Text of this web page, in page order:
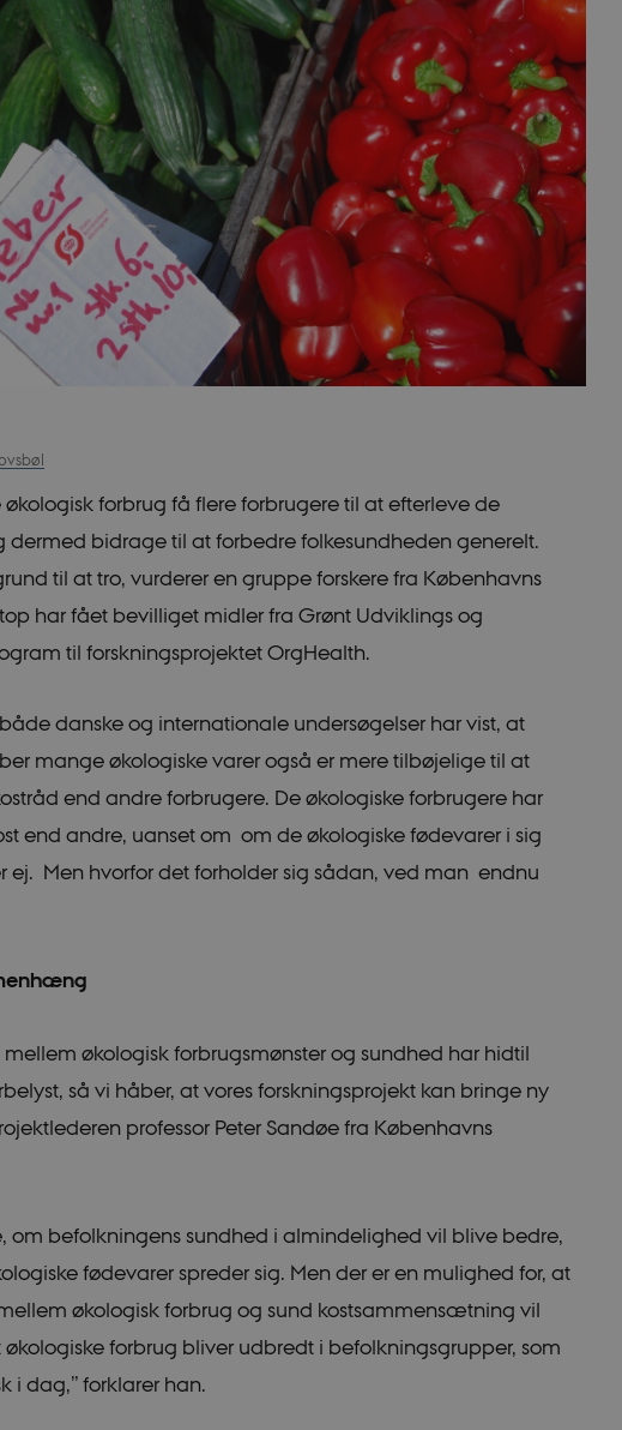
økologisk forbrug få flere forbrugere til at efterleve de
dermed bidrage til at forbedre folkesundheden generelt.
til at tro, vurderer en gruppe forskere fra Københavns
har fået bevilliget midler fra Grønt Udviklings og
til forskningsprojektet OrgHealth.
danske og internationale undersøgelser har vist, at
mange økologiske varer også er mere tilbøjelige til at
end andre forbrugere. De økologiske forbrugere har
end andre, uanset om om de økologiske fødevarer i sig
ej. Men hvorfor det forholder sig sådan, ved man endnu
økologisk forbrugsmønster og sundhed har hidtil
så vi håber, at vores forskningsprojekt kan bringe ny
professor Peter Sandøe fra Københavns
om befolkningens sundhed i almindelighed vil blive bedre,
fødevarer spreder sig. Men der er en mulighed for, at
økologisk forbrug og sund kostsammensætning vil
forbrug bliver udbredt i befolkningsgrupper, som
i dag,” forklarer han.